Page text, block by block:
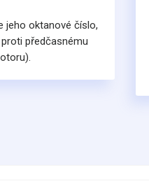
jeho oktanové číslo,
předčasnému